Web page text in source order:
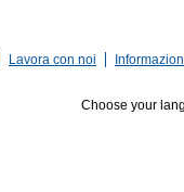
Lavora con noi
Choose your